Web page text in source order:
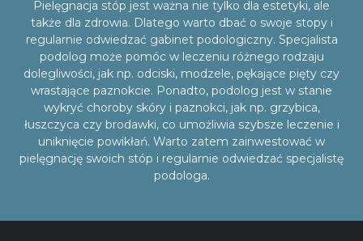
Pielęgnacja stóp jest ważna nie tylko dla estetyki, ale
także dla zdrowia. Dlatego warto dbać o swoje stopy i
regularnie odwiedzać gabinet podologiczny. Specjalista
podolog może pomóc w leczeniu różnego rodzaju
dolegliwości, jak np. odciski, modzele, pękające pięty czy
wrastające paznokcie. Ponadto, podolog jest w stanie
wykryć choroby skóry i paznokci, jak np. grzybica,
łuszczyca czy brodawki, co umożliwia szybsze leczenie i
uniknięcie powikłań. Warto zatem zainwestować w
pielęgnację swoich stóp i regularnie odwiedzać specjalistę
podologa.